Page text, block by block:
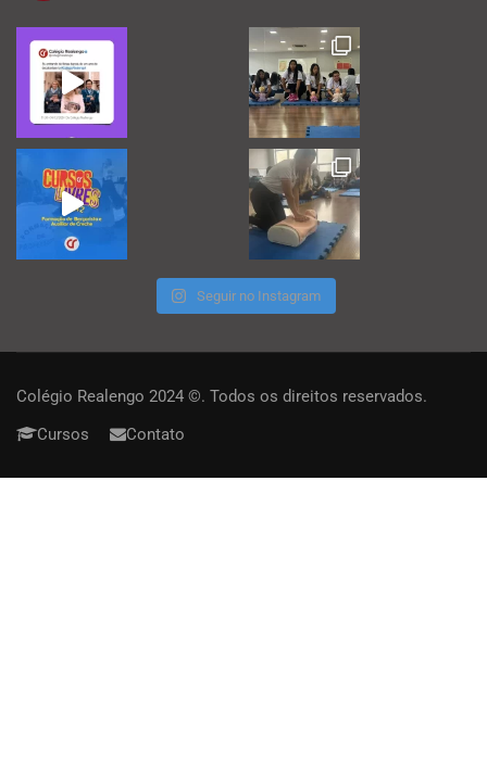
Seguir no Instagram
Colégio Realengo 2024 ©. Todos os direitos reservados.
Cursos
Contato